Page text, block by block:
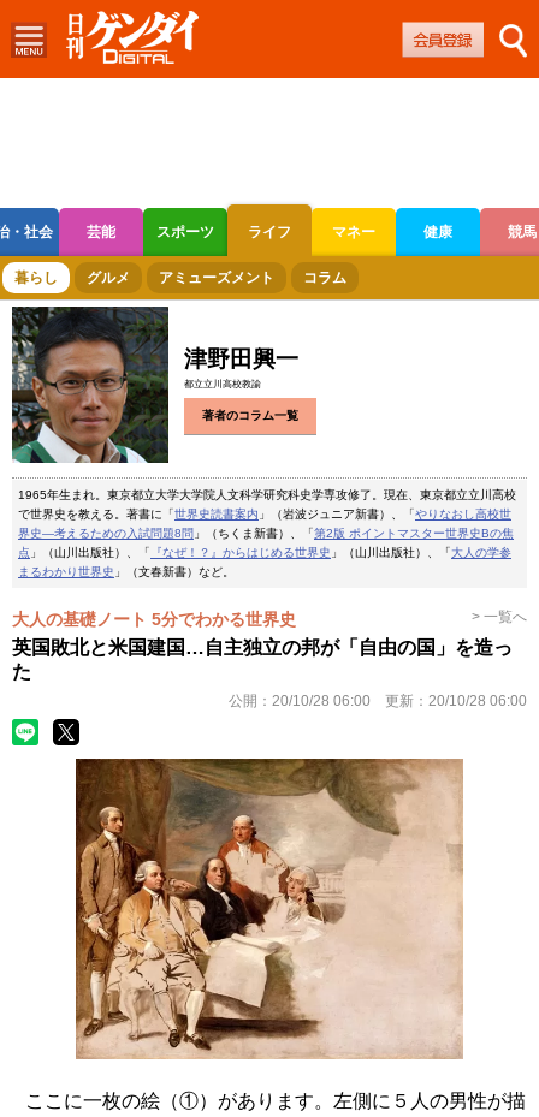
・社会 芸能 スポーツ ライフ マネー 健康 競馬
ボートレース 競輪 オートレース
暮らし グルメ アミューズメント コラム
津野田興一
都立立川高校教諭
著者のコラム一覧
1965年生まれ。東京都立大学大学院人文科学研究科史学専攻修了。現在、東京都立立川高校
で世界史を教える。著書に「世界史読書案内 」（岩波ジュニア新書）、「やりなおし高校世
界史―考えるための入試問題8問 」（ちくま新書）、「第2版 ポイントマスター世界史Bの焦
点 」（山川出版社）、「 『なぜ！？』からはじめる世界史 」（山川出版社）、「大人の学参
まるわかり世界史 」（文春新書）など。
大人の基礎ノート 5分でわかる世界史 > 一覧へ
英国敗北と米国建国…自主独立の邦が「自由の国」を造っ
た
公開： 20/10/28 06:00 更新： 20/10/28 06:00
ここに一枚の絵（①）があります。左側に５人の男性が描